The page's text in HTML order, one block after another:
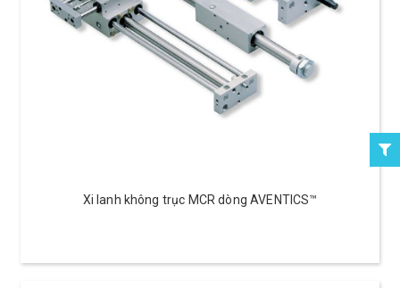
Xi lanh không trục MCR dòng AVENTICS™